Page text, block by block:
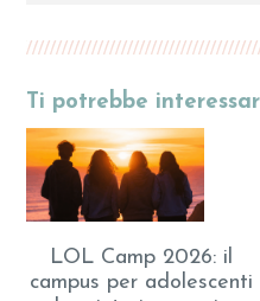
Ti potrebbe
LOL Camp 2026: il
campus per adolescenti